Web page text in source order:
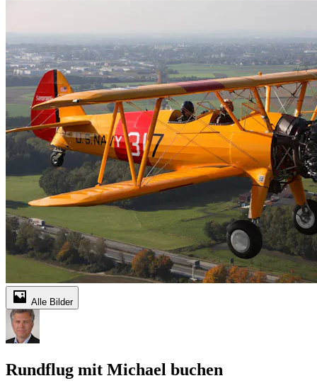
Alle Bilder
Rundflug mit Michael buchen